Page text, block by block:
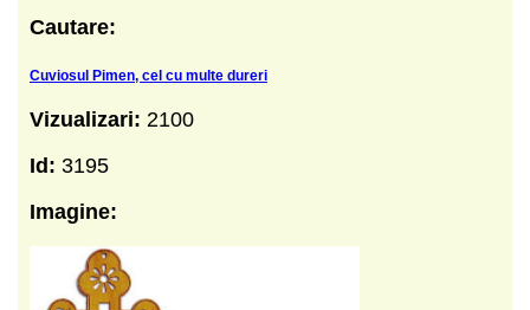
Cautare:
Cuviosul Pimen, cel cu multe dureri
Vizualizari: 2100
Id: 3195
Imagine: